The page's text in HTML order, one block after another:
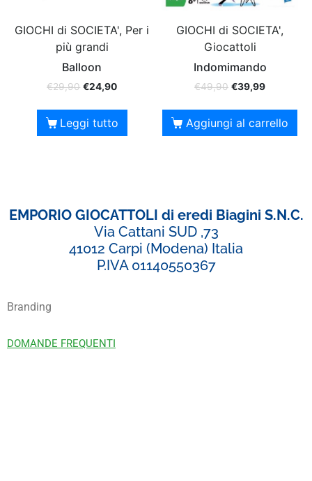
GIOCHI di SOCIETA', Per i
più grandi
Balloon
€29,90 €24,90
Leggi tutto
GIOCHI di SOCIETA',
Giocattoli
Indomimando
€49,90 €39,99
Aggiungi al carrello
EMPORIO GIOCATTOLI di eredi Biagini S.N.C.
Via Cattani SUD ,73
41012 Carpi (Modena) Italia
P.IVA 01140550367
Branding
DOMANDE FREQUENTI